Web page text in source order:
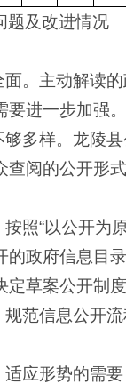
题及改进情况
。主动解读
要进一步加强。
多样。龙陵
查阅的公开形
照“以公开为
的政府信息目
定草案公开制
范信息公开
应形势的需